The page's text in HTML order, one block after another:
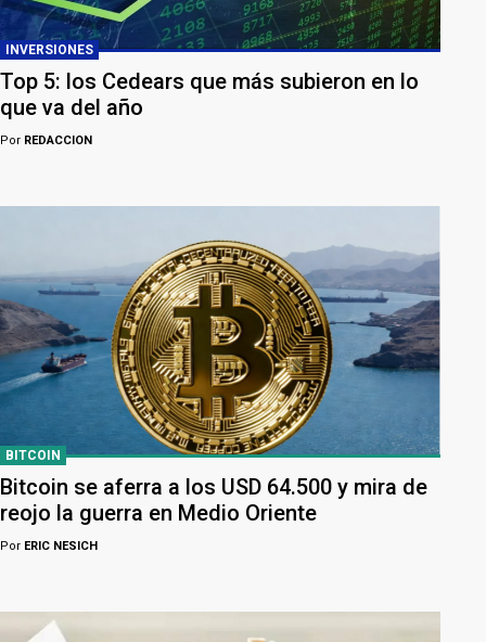
INVERSIONES
Top 5: los Cedears que más subieron en lo
que va del año
Por REDACCION
BITCOIN
Bitcoin se aferra a los USD 64.500 y mira de
reojo la guerra en Medio Oriente
Por ERIC NESICH